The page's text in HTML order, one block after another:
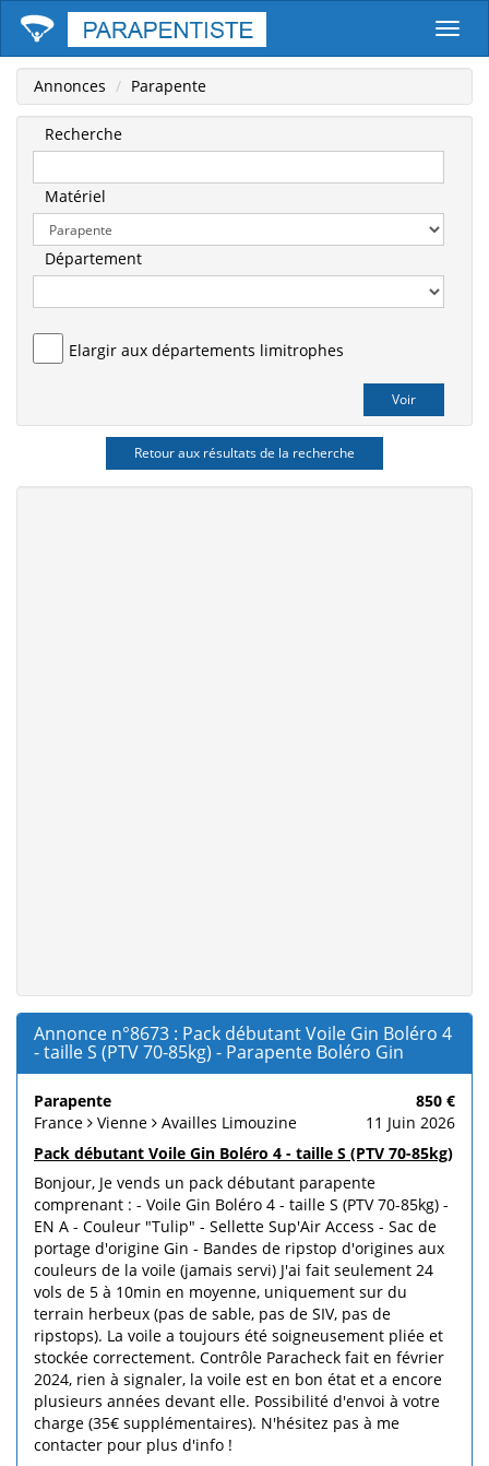
Annonces Parapente
Recherche
Matériel
Département
Elargir aux départements limitrophes
Retour aux résultats de la recherche
Annonce n°8673 : Pack débutant Voile Gin Boléro 4
- taille S (PTV 70-85kg) - Parapente Boléro Gin
Parapente
850 €
France
Vienne Availles Limouzine
11 Juin 2026
Pack débutant Voile Gin Boléro 4 - taille S (PTV 70-85kg)
Bonjour, Je vends un pack débutant parapente
comprenant : - Voile Gin Boléro 4 - taille S (PTV 70-85kg) -
EN A - Couleur "Tulip" - Sellette Sup'Air Access - Sac de
portage d'origine Gin - Bandes de ripstop d'origines aux
couleurs de la voile (jamais servi) J'ai fait seulement 24
vols de 5 à 10min en moyenne, uniquement sur du
terrain herbeux (pas de sable, pas de SIV, pas de
ripstops). La voile a toujours été soigneusement pliée et
stockée correctement. Contrôle Paracheck fait en février
2024, rien à signaler, la voile est en bon état et a encore
plusieurs années devant elle. Possibilité d'envoi à votre
charge (35€ supplémentaires). N'hésitez pas à me
contacter pour plus d'info !